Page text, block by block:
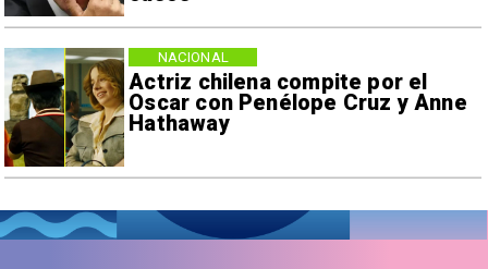
Actriz chilena compite por el
Oscar con Penélope Cruz y Anne
Hathaway
NACIONAL